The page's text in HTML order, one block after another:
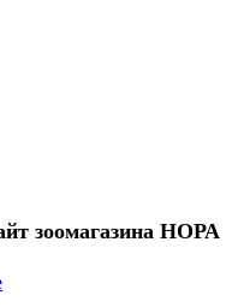
зоомагазина НОРА